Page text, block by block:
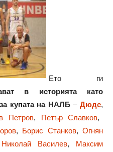
Ето ги
в историята като
купата на НАЛБ– Дюдс,
Петров, Петър Славков,
, Борис Станков,Огнян
Николай Василев, Максим